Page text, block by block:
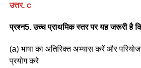
उत्तर. c
प्रश्न5. उच्च प्राथमिक स्तर पर यह जरूरी है
(a) भाषा का अतिरिक्त अभ्यास करें और
प्रयोग करे